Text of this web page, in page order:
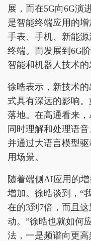
展，而在5G向6G演
是智能终端应用的
手表、手机、新能
终端。而发展到6G
智能和机器人技术的
徐晧表示，新技术
式具有深远的影响
落地。在高通看来
同时理解和处理语
并通过大语言模型
用场景。
随着端侧AI应用的
增加。徐晧谈到，“
在的3到7倍，而且
动。”徐晧也就如何
法，一是频谱向更